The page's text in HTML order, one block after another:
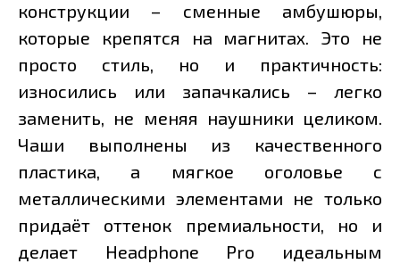
конструкции – сменные амбушюры,
которые крепятся на магнитах. Это не
просто стиль, но и практичность:
износились или запачкались – легко
заменить, не меняя наушники целиком.
Чаши выполнены из качественного
пластика, а мягкое оголовье с
металлическими элементами не только
придаёт оттенок премиальности, но и
делает Headphone Pro идеальным